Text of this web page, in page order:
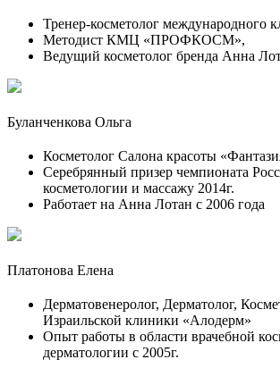
Тренер-косметолог международного
Методист КМЦ «ПРОФКОСМ»,
Ведущий косметолог бренда Анна
Буланченкова Ольга
Косметолог Салона красоты
Серебрянный призер чемпионата
косметологии и массажу 2014г.
Работает на Анна Лотан с 2006 года
Платонова Елена
Дерматовенеролог, Дерматолог,
Израильской клиники «Алодерм»
Опыт работы в области врачебной
дерматологии с 2005г.